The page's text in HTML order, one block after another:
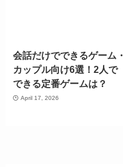
会話だけでできるゲーム・
カップル向け6選！2人で
できる定番ゲームは？
April 17, 2026